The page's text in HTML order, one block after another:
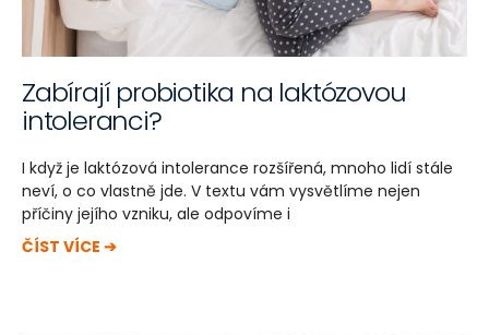
Zabírají probiotika na laktózovou
intoleranci?
I když je laktózová intolerance rozšířená, mnoho lidí stále
neví, o co vlastně jde. V textu vám vysvětlíme nejen
příčiny jejího vzniku, ale odpovíme i
ČÍST VÍCE ➔